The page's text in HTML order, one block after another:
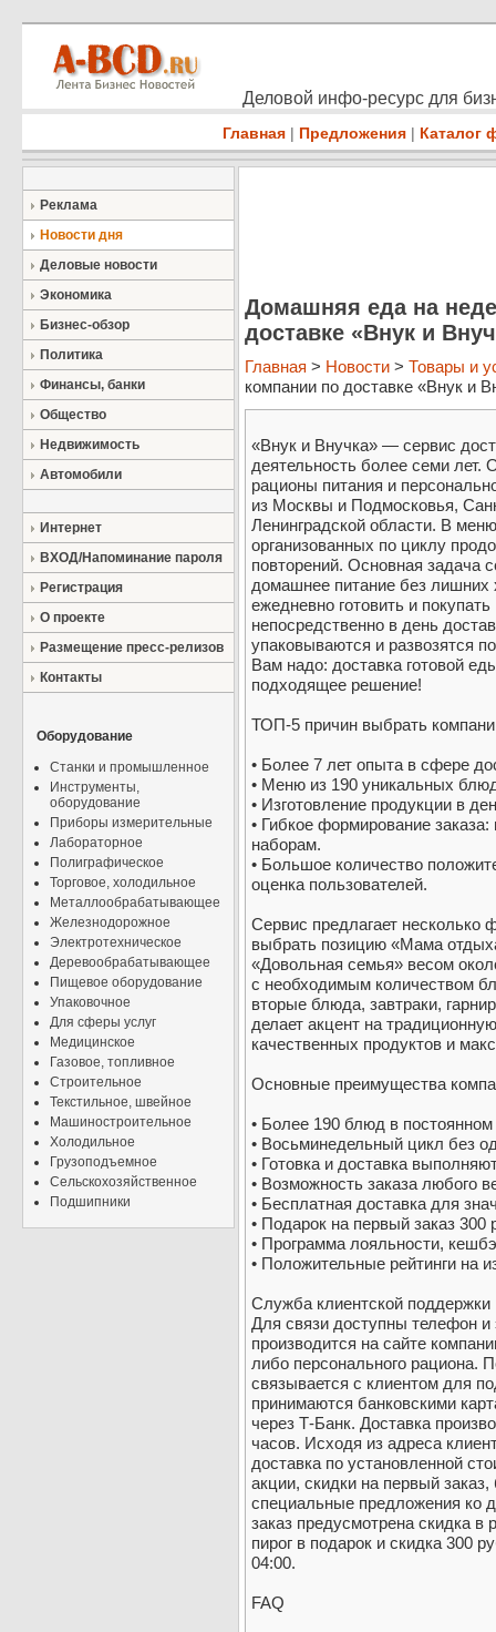
Деловой инфо-ресурс для
Главная | Предложения | Каталог
Реклама
Новости дня
Деловые новости
Экономика
Бизнес-обзор
Политика
Финансы, банки
Общество
Недвижимость
Автомобили
Интернет
ВХОД/Напоминание пароля
Регистрация
О проекте
Размещение пресс-релизов
Контакты
Оборудование
Станки и промышленное
Инструменты,
оборудование
Приборы измерительные
Лабораторное
Полиграфическое
Торговое, холодильное
Металлообрабатывающее
Железнодорожное
Электротехническое
Деревообрабатывающее
Пищевое оборудование
Упаковочное
Для сферы услуг
Медицинское
Газовое, топливное
Строительное
Текстильное, швейное
Машиностроительное
Холодильное
Грузоподъемное
Сельскохозяйственное
Подшипники
Домашняя еда на
доставке «Внук и
Главная > Новости > Товары и
компании по доставке «Внук и
«Внук и Внучка» — сервис
деятельность более семи лет.
рационы питания и
из Москвы и Подмосковья,
Ленинградской области. В
организованных по циклу
повторений. Основная задача
домашнее питание без лишних
ежедневно готовить и
непосредственно в день
упаковываются и развозятся
Вам надо: доставка готовой
подходящее решение!
ТОП-5 причин выбрать
• Более 7 лет опыта в сфере
• Меню из 190 уникальных
• Изготовление продукции в
• Гибкое формирование
наборам.
• Большое количество
оценка пользователей.
Сервис предлагает несколько
выбрать позицию «Мама
«Довольная семья» весом
с необходимым количеством
вторые блюда, завтраки,
делает акцент на
качественных продуктов и
Основные преимущества
• Более 190 блюд в
• Восьминедельный цикл без
• Готовка и доставка
• Возможность заказа любого
• Бесплатная доставка для
• Подарок на первый заказ 300
• Программа лояльности,
• Положительные рейтинги на
Служба клиентской
Для связи доступны телефон
производится на сайте
либо персонального рациона.
связывается с клиентом для
принимаются банковскими
через Т-Банк. Доставка
часов. Исходя из адреса
доставка по установленной
акции, скидки на первый
специальные предложения ко
заказ предусмотрена скидка в
пирог в подарок и скидка 300
04:00.
FAQ